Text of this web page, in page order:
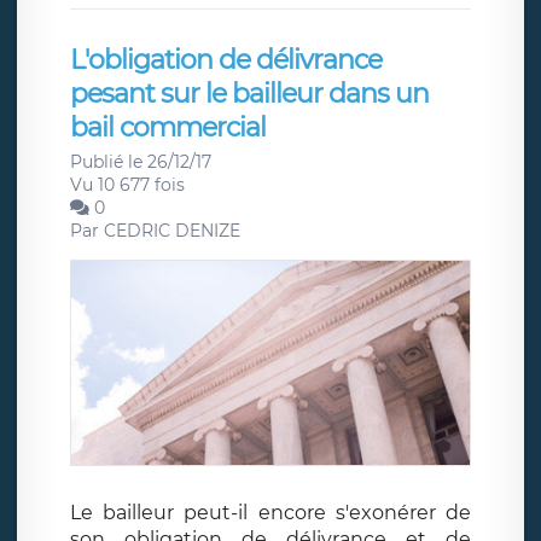
L'obligation de délivrance
pesant sur le bailleur dans un
bail commercial
Publié le 26/12/17
Vu 10 677 fois
0
Par CEDRIC DENIZE
Le bailleur peut-il encore s'exonérer de